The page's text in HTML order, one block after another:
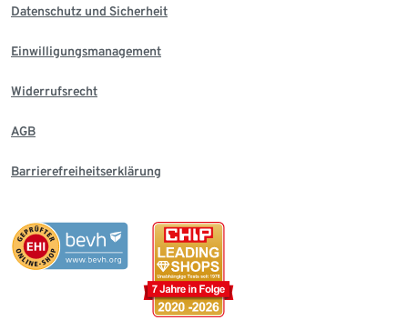
Datenschutz und Sicherheit
Einwilligungsmanagement
Widerrufsrecht
AGB
Barrierefreiheitserklärung